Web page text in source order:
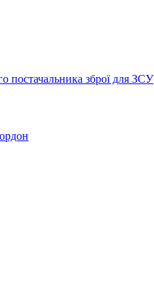
постачальника зброї для ЗСУ